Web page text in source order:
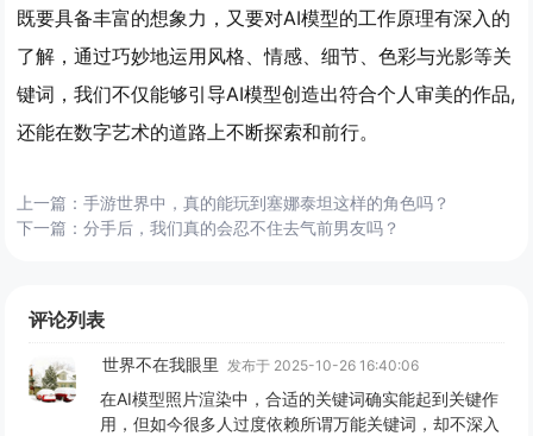
既要具备丰富的想象力，又要对AI模型的工作原理有深入的
了解，通过巧妙地运用风格、情感、细节、色彩与光影等关
键词，我们不仅能够引导AI模型创造出符合个人审美的作品,
还能在数字艺术的道路上不断探索和前行。
上一篇：手游世界中，真的能玩到塞娜泰坦这样的角色吗？
下一篇：分手后，我们真的会忍不住去气前男友吗？
评论列表
世界不在我眼里 发布于 2025-10-26 16:40:06
在AI模型照片渲染中，合适的关键词确实能起到关键作
用，但如今很多人过度依赖所谓万能关键词，却不深入